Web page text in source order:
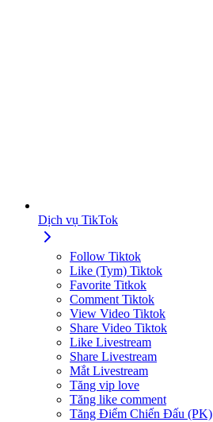
Dịch vụ TikTok
Follow Tiktok
Like (Tym) Tiktok
Favorite Titkok
Comment Tiktok
View Video Tiktok
Share Video Tiktok
Like Livestream
Share Livestream
Mắt Livestream
Tăng vip love
Tăng like comment
Tăng Điểm Chiến Đấu (PK)